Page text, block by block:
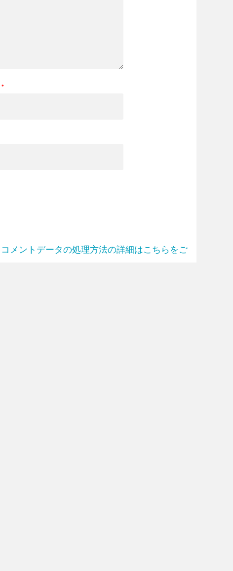
*
コメントデータの処理方法の詳細はこちらをご